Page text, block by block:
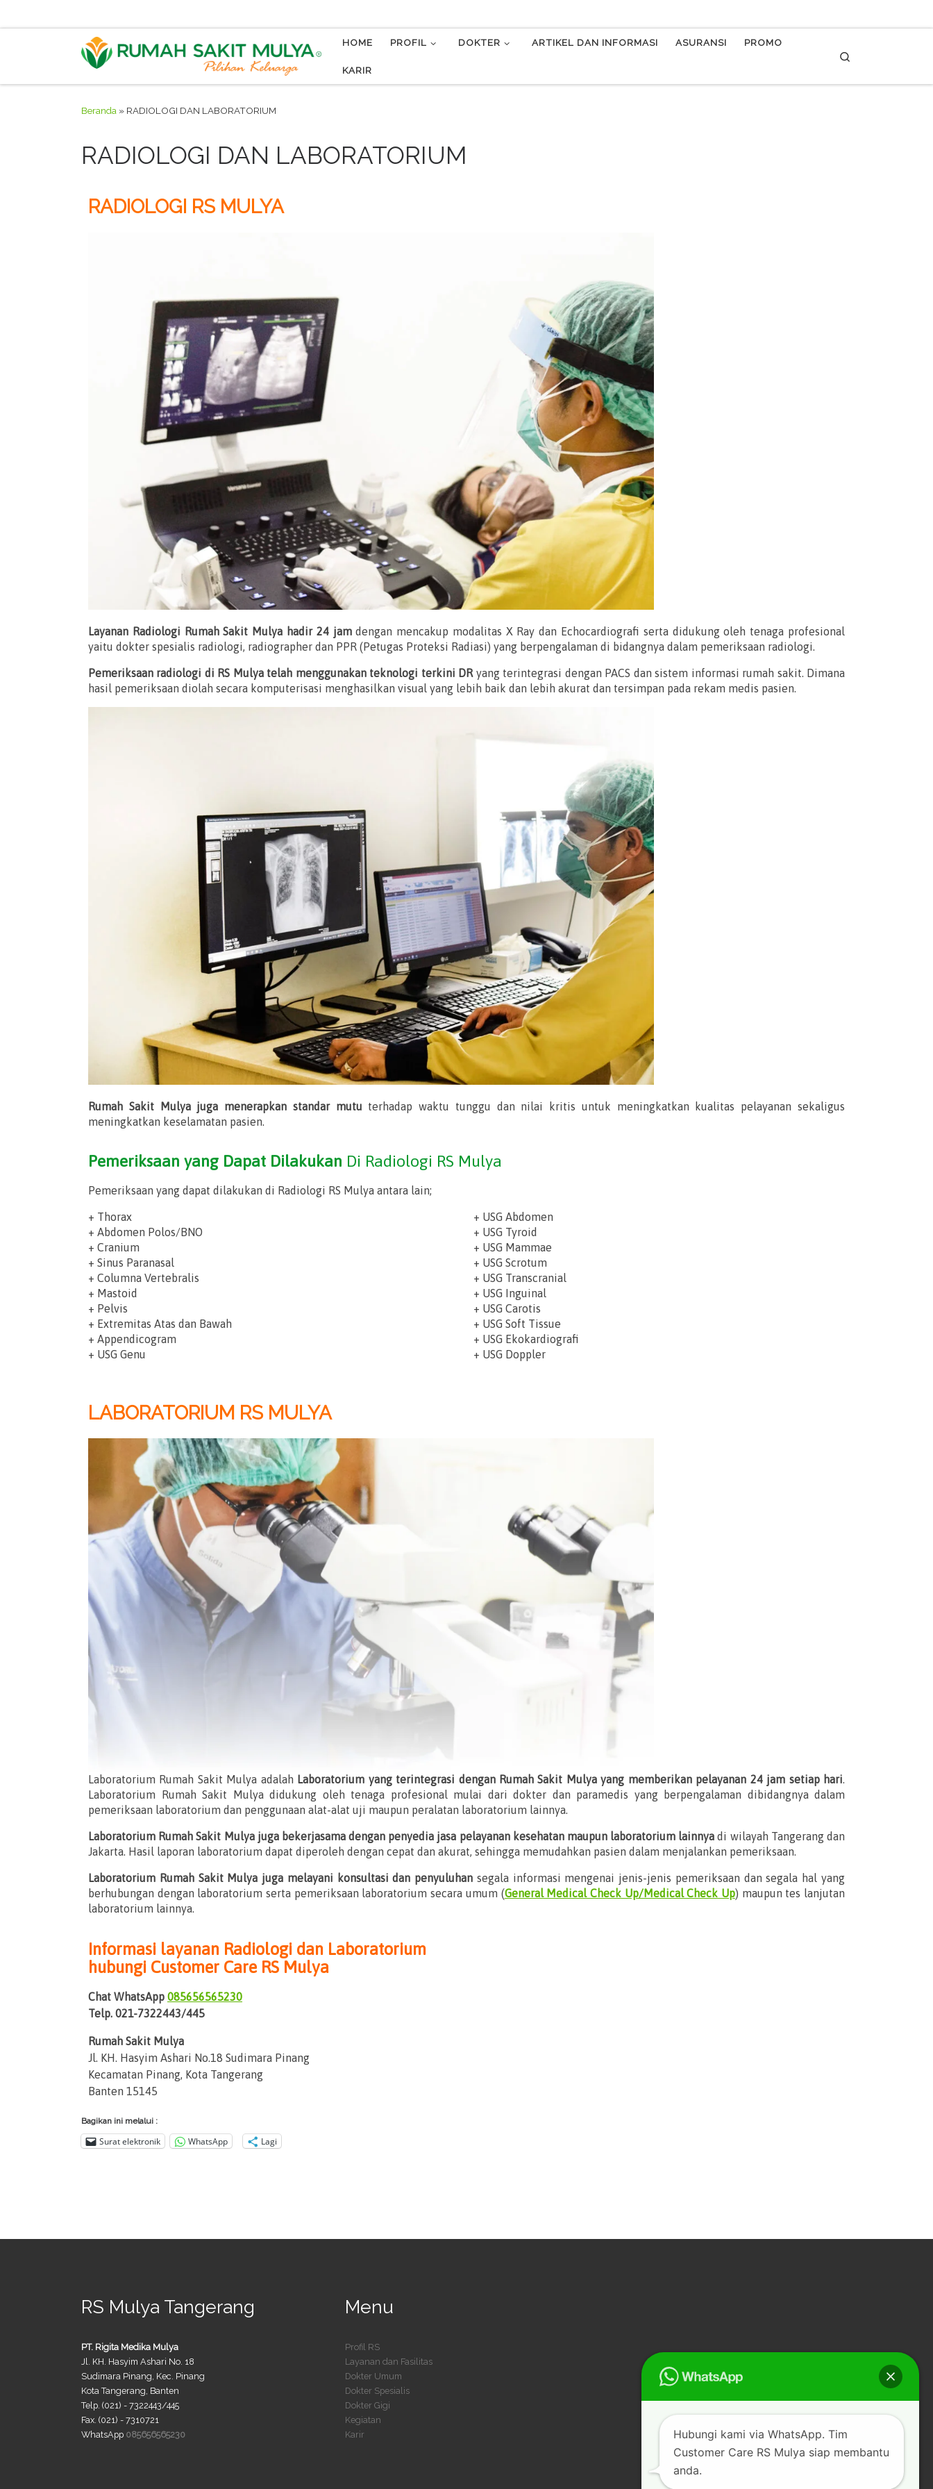
HOME PROFIL DOKTER ARTIKEL DAN INFORMASI ASURANSI PROMO
KARIR
Beranda » RADIOLOGI DAN LABORATORIUM
RADIOLOGI DAN LABORATORIUM
RADIOLOGI RS MULYA
Layanan Radiologi Rumah Sakit Mulya hadir 24 jamdengan mencakup modalitas X Ray dan Echocardiografi serta didukung oleh tenaga profesional
yaitu dokter spesialis radiologi, radiographer dan PPR (Petugas Proteksi Radiasi) yang berpengalaman di bidangnya dalam pemeriksaan radiologi.
Pemeriksaan radiologi di RS Mulya telah menggunakan teknologi terkini DRyang terintegrasi dengan PACS dan sistem informasi rumah sakit. Dimana
hasil pemeriksaan diolah secara komputerisasi menghasilkan visual yang lebih baik dan lebih akurat dan tersimpan pada rekam medis pasien.
Rumah Sakit Mulya juga menerapkan standar mutu terhadap waktu tunggu dan nilai kritis untuk meningkatkan kualitas pelayanan sekaligus
meningkatkan keselamatan pasien.
Pemeriksaan yang Dapat Dilakukan Di Radiologi RS Mulya
Pemeriksaan yang dapat dilakukan di Radiologi RS Mulya antara lain;
+ Thorax
+ Abdomen Polos/BNO
+ Cranium
+ Sinus Paranasal
+ Columna Vertebralis
+ Mastoid
+ Pelvis
+ Extremitas Atas dan Bawah
+ Appendicogram
+ USG Genu
+ USG Abdomen
+ USG Tyroid
+ USG Mammae
+ USG Scrotum
+ USG Transcranial
+ USG Inguinal
+ USG Carotis
+ USG Soft Tissue
+ USG Ekokardiografi
+ USG Doppler
LABORATORIUM RS MULYA
Laboratorium Rumah Sakit Mulya adalah Laboratorium yang terintegrasi dengan Rumah Sakit Mulya yang memberikan pelayanan 24 jam setiap hari.
Laboratorium Rumah Sakit Mulya didukung oleh tenaga profesional mulai dari dokter dan paramedis yang berpengalaman dibidangnya dalam
pemeriksaan laboratorium dan penggunaan alat-alat uji maupun peralatan laboratorium lainnya.
Laboratorium Rumah Sakit Mulya juga bekerjasama dengan penyedia jasa pelayanan kesehatan maupun laboratorium lainnya di wilayah Tangerang dan
Jakarta. Hasil laporan laboratorium dapat diperoleh dengan cepat dan akurat, sehingga memudahkan pasien dalam menjalankan pemeriksaan.
Laboratorium Rumah Sakit Mulya juga melayani konsultasi dan penyuluhan segala informasi mengenai jenis-jenis pemeriksaan dan segala hal yang
berhubungan dengan laboratorium serta pemeriksaan laboratorium secara umum (General Medical Check Up/Medical Check Up) maupun tes lanjutan
laboratorium lainnya.
Informasi layanan Radiologi dan Laboratorium
hubungi Customer Care RS Mulya
Chat WhatsApp 085656565230
Telp. 021-7322443/445
Rumah Sakit Mulya
Jl. KH. Hasyim Ashari No.18 Sudimara Pinang
Kecamatan Pinang, Kota Tangerang
Banten 15145
Bagikan ini melalui :
Surat elektronik WhatsApp Lagi
RS Mulya Tangerang
PT. Rigita Medika Mulya
Jl. KH. Hasyim Ashari No. 18
Sudimara Pinang, Kec. Pinang
Kota Tangerang, Banten
Telp. (021) - 7322443/445
Fax. (021) - 7310721
WhatsApp 085656565230
Menu
Profil RS
Layanan dan Fasilitas
Dokter Umum
Dokter Spesialis
Dokter Gigi
Kegiatan
Karir
Hubungi kami via WhatsApp. Tim
Customer Care RS Mulya siap membantu
anda.